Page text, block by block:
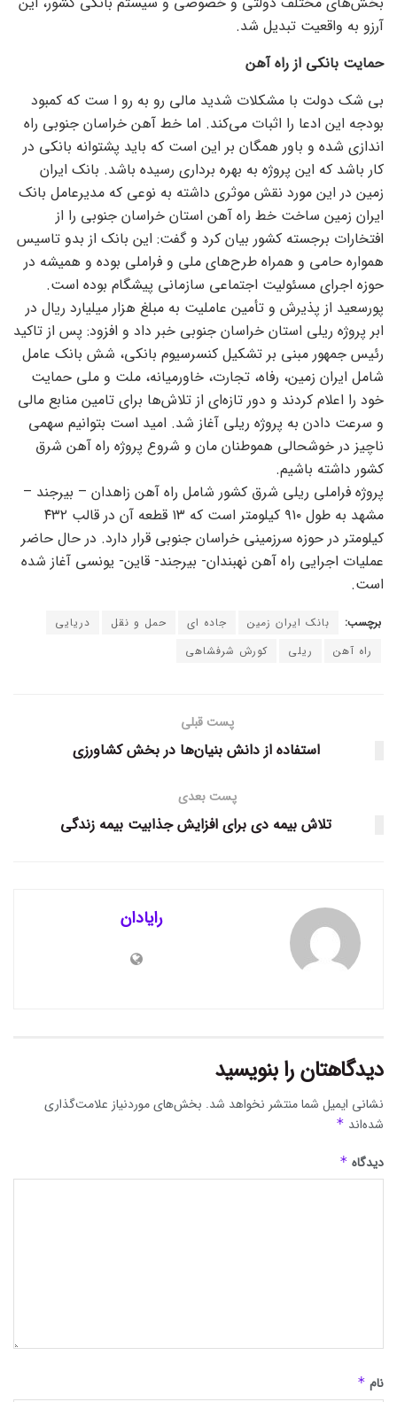
آرزو به واقعیت تبدیل شد.
حمایت بانکی از راه آهن
بی شک دولت با مشکلات شدید مالی رو به رو ا ست که کمبود
بودجه این ادعا را اثبات می‌کند. اما خط آهن خراسان جنوبی راه
اندازی شده و باور همگان بر این است که باید پشتوانه بانکی در
کار باشد که این پروژه به بهره برداری رسیده باشد. بانک ایران
زمین در این مورد نقش موثری داشته به نوعی که مدیرعامل بانک
ایران زمین ساخت خط راه آهن استان خراسان جنوبی را از
افتخارات برجسته کشور بیان کرد و گفت: این بانک از بدو تاسیس
همواره حامی و همراه طرح‌های ملی و فراملی بوده و همیشه در
حوزه اجرای مسئولیت اجتماعی سازمانی پیشگام بوده است.
پورسعید از پذیرش و تأمین عاملیت به مبلغ هزار میلیارد ریال در
ابر پروژه ریلی استان خراسان جنوبی خبر داد و افزود: پس از تاکید
رئیس جمهور مبنی بر تشکیل کنسرسیوم بانکی، شش بانک عامل
شامل ایران زمین، رفاه، تجارت، خاورمیانه، ملت و ملی حمایت
خود را اعلام کردند و دور تازه‌ای از تلاش‌ها برای تامین منابع مالی
و سرعت دادن به پروژه ریلی آغاز شد. امید است بتوانیم سهمی
ناچیز در خوشحالی هموطنان مان و شروع پروژه راه آهن شرق
کشور داشته باشیم.
پروژه فراملی ریلی شرق کشور شامل راه آهن زاهدان – بیرجند –
مشهد به طول ۹۱۰ کیلومتر است که ۱۳ قطعه آن در قالب ۴۳۲
کیلومتر در حوزه سرزمینی خراسان جنوبی قرار دارد. در حال حاضر
عملیات اجرایی راه آهن نهبندان- بیرجند- قاین- یونسی آغاز شده
است.
برچسب: بانک ایران زمین جاده ای حمل و نقل
دریایی
راه آهن
ریلی کورش شرفشاهی
پست قبلی
استفاده از دانش بنیان‌ها در بخش کشاورزی
پست بعدی
تلاش بیمه دی برای افزایش جذابیت بیمه زندگی
رایادان
دیدگاهتان را بنویسید
نشانی ایمیل شما منتشر نخواهد شد. بخش‌های موردنیاز علامت‌گذاری
شده‌اند *
دیدگاه *
نام *